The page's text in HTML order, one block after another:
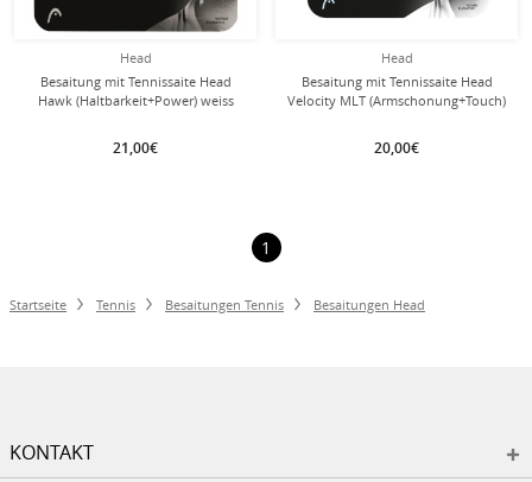
Head
Besaitung mit Tennissaite Head
Hawk (Haltbarkeit+Power) weiss
21,00€
Head
Besaitung mit Tennissaite Head
Velocity MLT (Armschonung+Touch)
20,00€
1
Startseite Tennis Besaitungen Tennis Besaitungen Head
KONTAKT